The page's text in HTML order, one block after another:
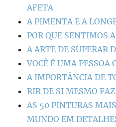
AFETA
A PIMENTA E A
POR QUE SENTIMOS
A ARTE DE SUPERAR
VOCÊ É UMA PESSOA
A IMPORTÂNCIA DE
RIR DE SI MESMO
AS 50 PINTURAS
MUNDO EM